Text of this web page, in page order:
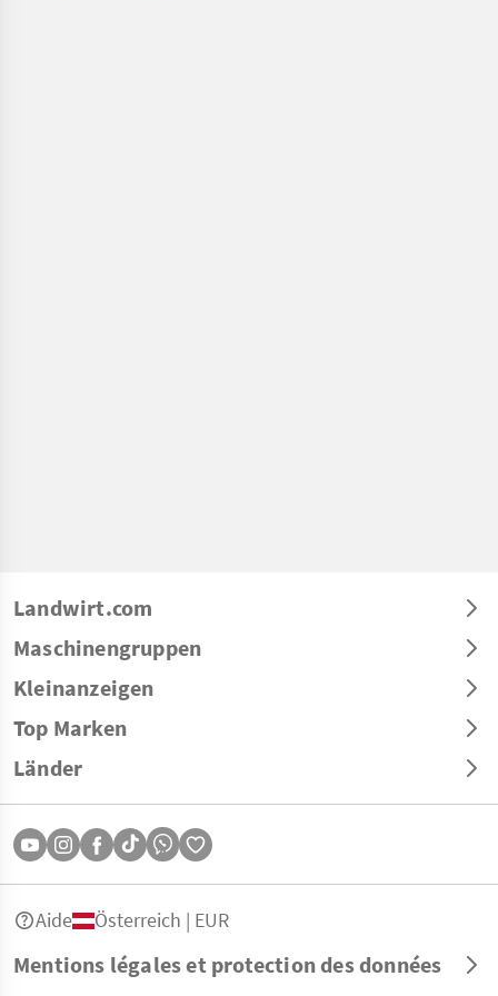
Landwirt.com
Maschinengruppen
Kleinanzeigen
Top Marken
Länder
Mentions légales et protection des données
Aide Österreich | EUR